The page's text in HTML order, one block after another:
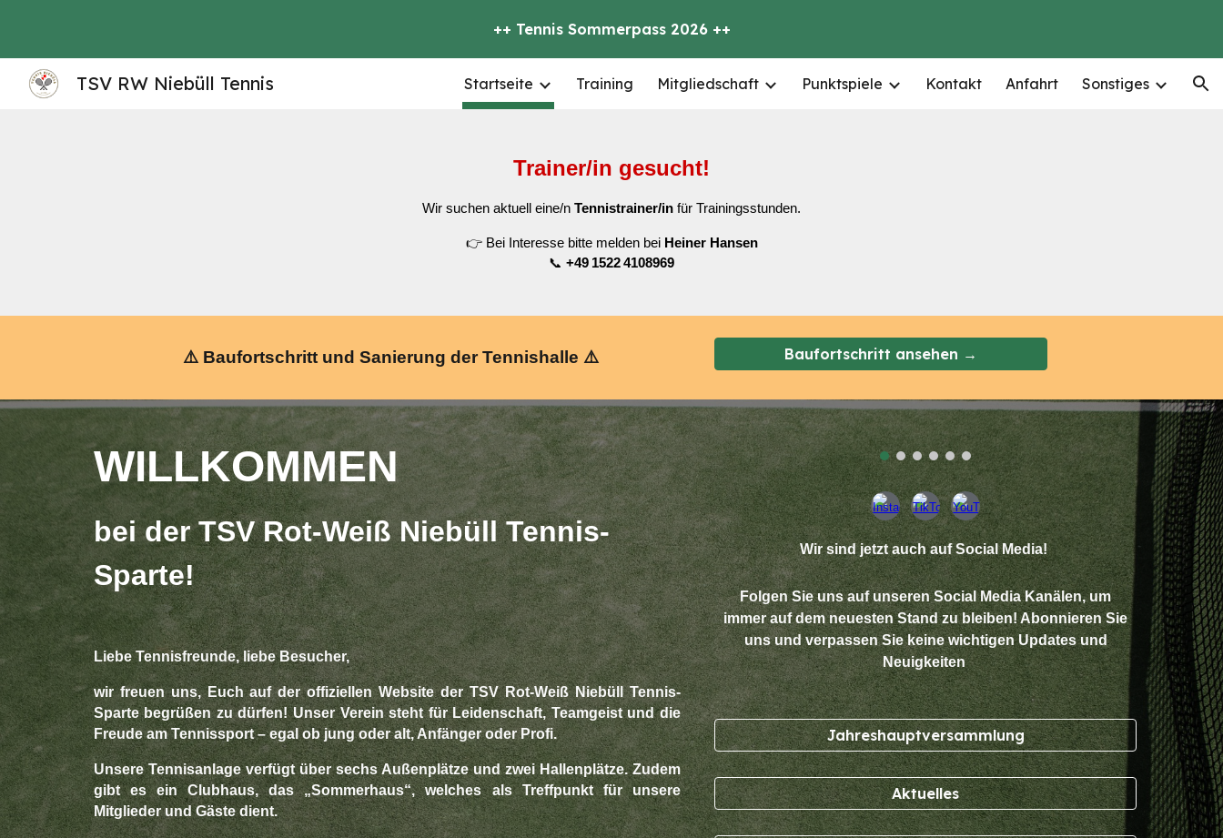
Skip to main content Skip to navigation
++ Tennis Sommerpass 2026 ++
TSV RW Niebüll Tennis Startseite Training Mitgliedschaft Punktspiele Kontakt Anfahrt Sonstiges
Trainer/in gesucht!
Wir suchen aktuell eine/n Tennistrainer/in für Trainingsstunden.
👉 Bei Interesse bitte melden bei Heiner Hansen
📞 +49 1522 4108969
⚠️ Baufortschritt und Sanierung der Tennishalle ⚠️ Baufortschritt ansehen →
WILLKOMMEN
bei der TSV Rot-Weiß Niebüll Tennis-
Sparte!
Liebe Tennisfreunde, liebe Besucher,
wir freuen uns, Euch auf der offiziellen Website der TSV Rot-Weiß Niebüll Tennis-
Sparte begrüßen zu dürfen! Unser Verein steht für Leidenschaft, Teamgeist und die
Freude am Tennissport – egal ob jung oder alt, Anfänger oder Profi.
Unsere Tennisanlage verfügt über sechs Außenplätze und zwei Hallenplätze. Zudem
gibt es ein Clubhaus, das „Sommerhaus“, welches als Treffpunkt für unsere
Mitglieder und Gäste dient.
Wir sind jetzt auch auf Social Media!
Folgen Sie uns auf unseren Social Media Kanälen, um
immer auf dem neuesten Stand zu bleiben! Abonnieren Sie
uns und verpassen Sie keine wichtigen Updates und
Neuigkeiten
Jahreshauptversammlung
Aktuelles